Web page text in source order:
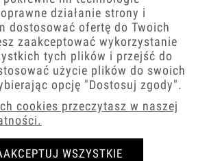
prądowe białe Karlik DECO
działanie strony i
dostosować ofertę do Twoich
zaakceptować wykorzystanie
tych plików i przejść do
użycie plików do swoich
opcję "Dostosuj zgody".
cookies przeczytasz w naszej
WSZYSTKIE